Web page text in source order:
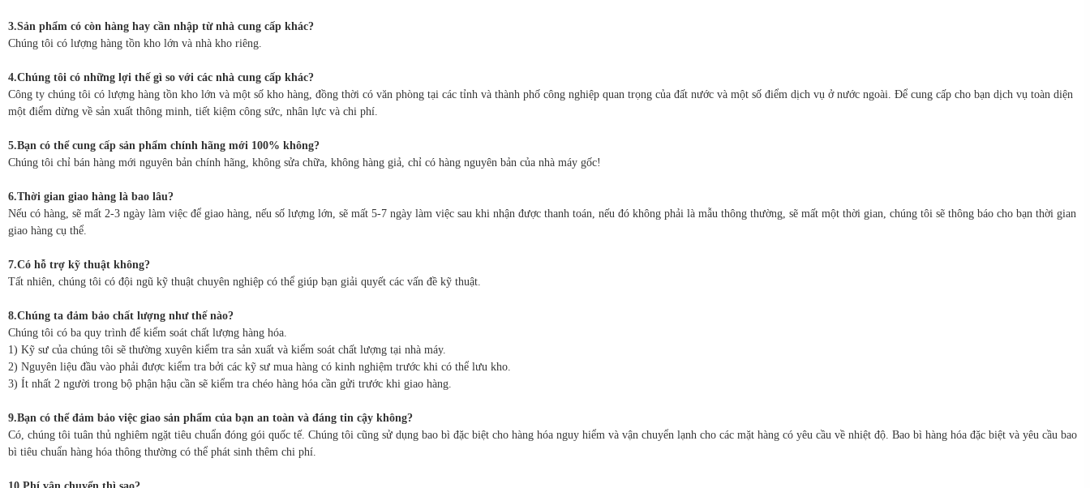
3.Sản phẩm có còn hàng hay cần nhập từ nhà cung cấp khác?
Chúng tôi có lượng hàng tồn kho lớn và nhà kho riêng.
4.Chúng tôi có những lợi thế gì so với các nhà cung cấp khác?
Công ty chúng tôi có lượng hàng tồn kho lớn và một số kho hàng, đồng thời có văn phòng tại các tỉnh và thành phố công nghiệp quan trọng của đất nước và một số điểm dịch vụ ở nước ngoài. Để cung cấp cho bạn dịch vụ toàn diện
một điểm dừng về sản xuất thông minh, tiết kiệm công sức, nhân lực và chi phí.
5.Bạn có thể cung cấp sản phẩm chính hãng mới 100% không?
Chúng tôi chỉ bán hàng mới nguyên bản chính hãng, không sửa chữa, không hàng giả, chỉ có hàng nguyên bản của nhà máy gốc!
6.Thời gian giao hàng là bao lâu?
Nếu có hàng, sẽ mất 2-3 ngày làm việc để giao hàng, nếu số lượng lớn, sẽ mất 5-7 ngày làm việc sau khi nhận được thanh toán, nếu đó không phải là mẫu thông thường, sẽ mất một thời gian, chúng tôi sẽ thông báo cho bạn thời gian
giao hàng cụ thể.
7.Có hỗ trợ kỹ thuật không?
Tất nhiên, chúng tôi có đội ngũ kỹ thuật chuyên nghiệp có thể giúp bạn giải quyết các vấn đề kỹ thuật.
8.Chúng ta đảm bảo chất lượng như thế nào?
Chúng tôi có ba quy trình để kiểm soát chất lượng hàng hóa.
1) Kỹ sư của chúng tôi sẽ thường xuyên kiểm tra sản xuất và kiểm soát chất lượng tại nhà máy.
2) Nguyên liệu đầu vào phải được kiểm tra bởi các kỹ sư mua hàng có kinh nghiệm trước khi có thể lưu kho.
3) Ít nhất 2 người trong bộ phận hậu cần sẽ kiểm tra chéo hàng hóa cần gửi trước khi giao hàng.
9.Bạn có thể đảm bảo việc giao sản phẩm của bạn an toàn và đáng tin cậy không?
Có, chúng tôi tuân thủ nghiêm ngặt tiêu chuẩn đóng gói quốc tế. Chúng tôi cũng sử dụng bao bì đặc biệt cho hàng hóa nguy hiểm và vận chuyển lạnh cho các mặt hàng có yêu cầu về nhiệt độ. Bao bì hàng hóa đặc biệt và yêu cầu bao
bì tiêu chuẩn hàng hóa thông thường có thể phát sinh thêm chi phí.